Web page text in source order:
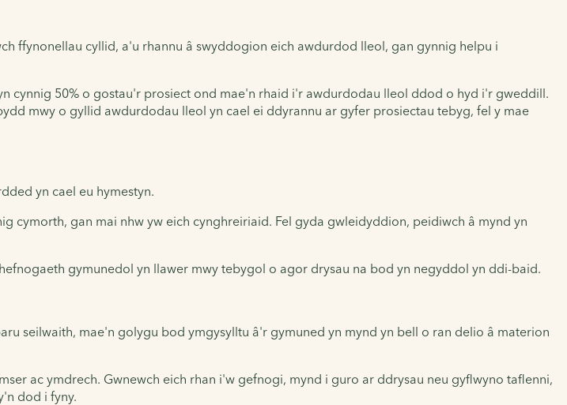
ffynonellau cyllid, a'u rhannu â swyddogion eich awdurdod lleol, gan gynnig helpu i
cynnig 50% o gostau'r prosiect ond mae'n rhaid i'r awdurdodau lleol ddod o hyd i'r gweddill.
mwy o gyllid awdurdodau lleol yn cael ei ddyrannu ar gyfer prosiectau tebyg, fel y mae
yn cael eu hymestyn.
cymorth, gan mai nhw yw eich cynghreiriaid. Fel gyda gwleidyddion, peidiwch â mynd yn
gymunedol yn llawer mwy tebygol o agor drysau na bod yn negyddol yn ddi-baid.
seilwaith, mae'n golygu bod ymgysylltu â'r gymuned yn mynd yn bell o ran delio â materion
ac ymdrech. Gwnewch eich rhan i'w gefnogi, mynd i guro ar ddrysau neu gyflwyno taflenni,
dod i fyny.